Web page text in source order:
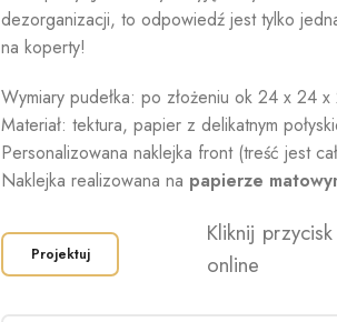
dezorganizacji, to odpowiedź jest tylko
na koperty!
Wymiary pudełka: po złożeniu ok 24 x 24 x
Materiał: tektura, papier z delikatnym
Personalizowana naklejka front (treść jest
Naklejka realizowana na papierze
Projektuj
Kliknij
online